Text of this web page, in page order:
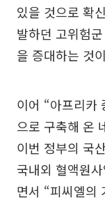
있을 것으로 확
발하던 고위험
을 증대하는 것
이어 “아프리카
으로 구축해 온
이번 정부의 국
국내외 혈액원
면서 “피씨엘의